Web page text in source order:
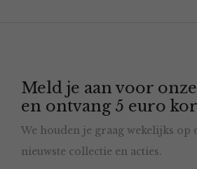
kan
gekozen
worden
op
Meld je aan voor
en ontvang 5 euro
We houden je graag wekelijks op
nieuwste collectie en acties.